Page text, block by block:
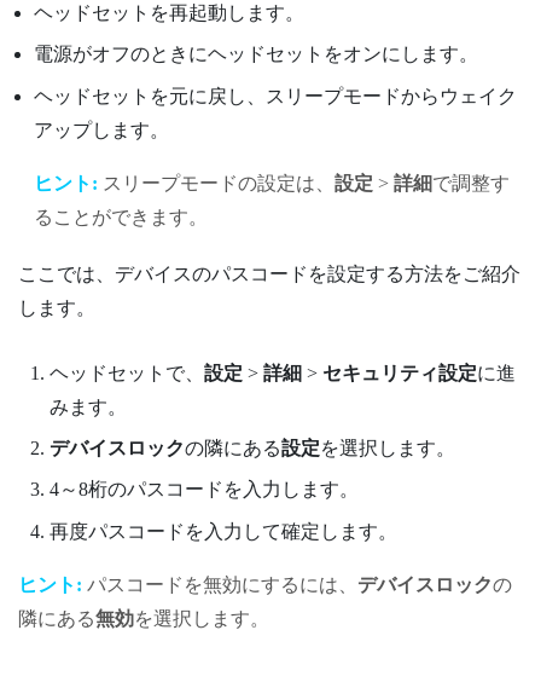
ヘッドセットを再起動します。
電源がオフのときにヘッドセットをオンにします。
ヘッドセットを元に戻し、スリープモードからウェイク
アップします。
ヒント: スリープモードの設定は、 設定 > 詳細で調整す
ることができます。
ここでは、デバイスのパスコードを設定する方法をご紹介
します。
ヘッドセットで、 設定 > 詳細 > セキュリティ設定に進
みます。
デバイスロックの隣にある設定を選択します。
4～8桁のパスコードを入力します。
再度パスコードを入力して確定します。
ヒント: パスコードを無効にするには、 デバイスロックの
隣にある無効を選択します。